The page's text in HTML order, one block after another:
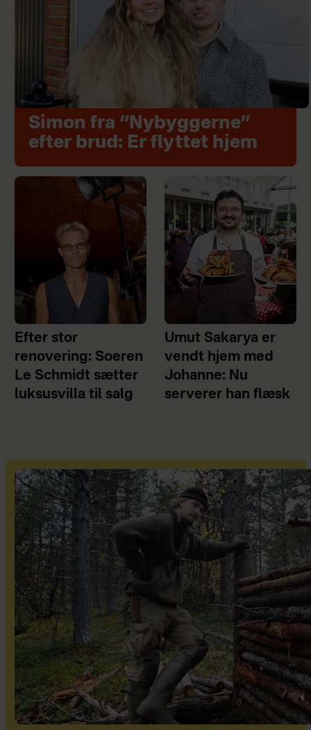
Simon fra “Nybyggerne”
efter brud: Er flyttet hjem
Efter stor
renovering: Soeren
Le Schmidt sætter
luksusvilla til salg
Umut Sakarya er
vendt hjem med
Johanne: Nu
serverer han flæsk